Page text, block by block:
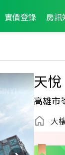
實價登錄 房訊
天悅
高雄市
大